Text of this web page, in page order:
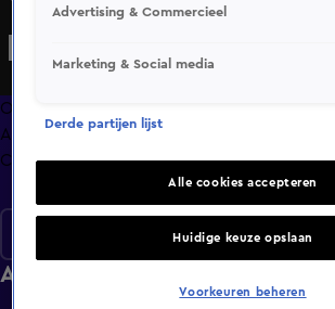
overheid enthousiast te maken. Door
geplande open dag. Daarom heeft Hans
en het huisje begint inmiddels vorm te
is er nog steeds niet..
Overzicht
Afleveringen
Clips
Afleveringen
Advertising & Commercieel
Marketing & Social media
Derde partijen lijst
Alle cookies accepteren
Huidige keuze opslaan
Voorkeuren beheren